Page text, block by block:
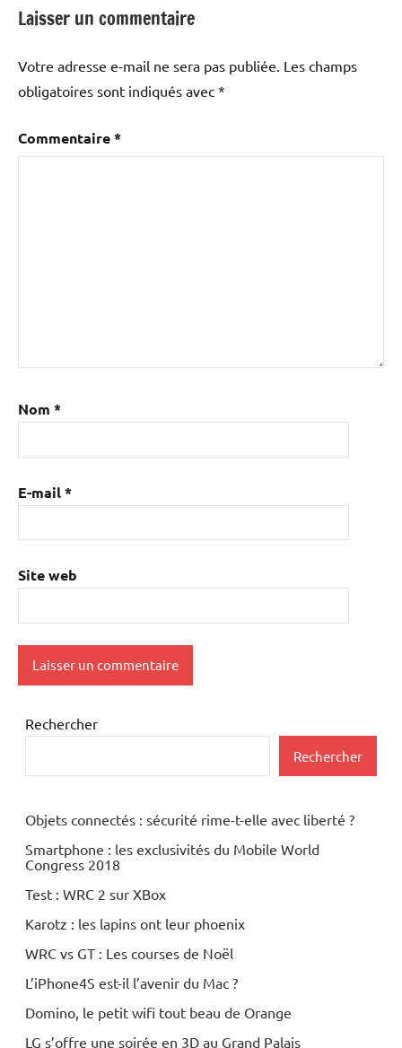
Laisser un commentaire
Votre adresse e-mail ne sera pas publiée. Les champs
obligatoires sont indiqués avec *
Commentaire*
Nom *
E-mail*
Site web
Rechercher
Rechercher
Objets connectés : sécurité rime-t-elle avec liberté ?
Smartphone : les exclusivités du Mobile World
Congress 2018
Test : WRC 2 sur XBox
Karotz : les lapins ont leur phoenix
WRC vs GT : Les courses de Noël
L’iPhone4S est-il l’avenir du Mac ?
Domino, le petit wifi tout beau de Orange
LG s’offre une soirée en 3D au Grand Palais